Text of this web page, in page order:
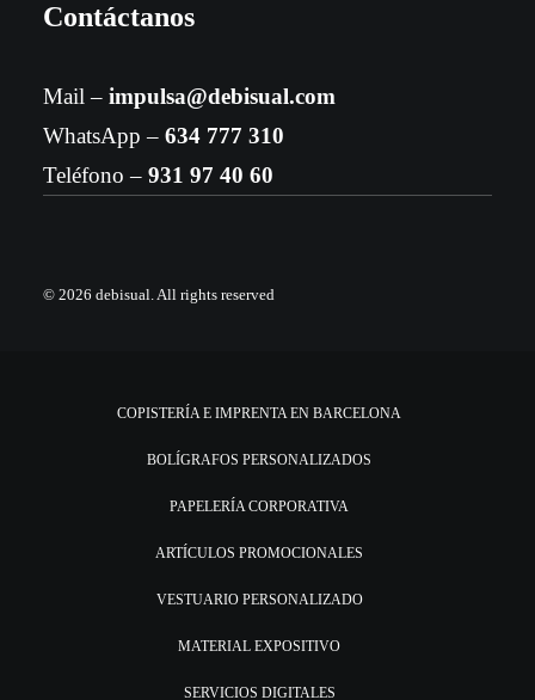
Contáctanos
Mail – impulsa@debisual.com
WhatsApp – 634 777 310
Teléfono – 931 97 40 60
© 2026 debisual.All rights reserved
COPISTERÍA E IMPRENTA EN BARCELONA
BOLÍGRAFOS PERSONALIZADOS
PAPELERÍA CORPORATIVA
ARTÍCULOS PROMOCIONALES
VESTUARIO PERSONALIZADO
MATERIAL EXPOSITIVO
SERVICIOS DIGITALES